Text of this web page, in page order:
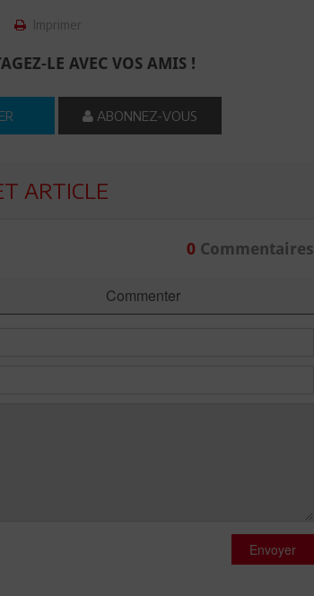
Imprimer
LE AVEC VOS AMIS !
ABONNEZ-VOUS
ARTICLE
0Commentaires
Commenter
Envoyer